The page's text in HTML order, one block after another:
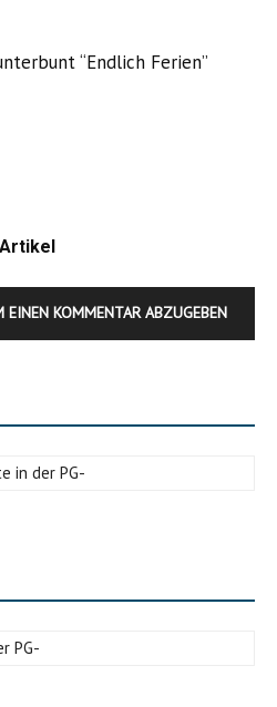
“Endlich Ferien”
EINEN KOMMENTAR ABZUGEBEN
in der PG-
PG-